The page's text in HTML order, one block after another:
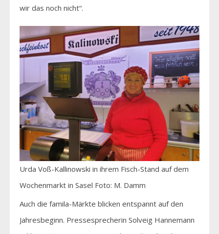
wir das noch nicht“.
Urda Voß-Kallinowski in ihrem Fisch-Stand auf dem
Wochenmarkt in Sasel Foto: M. Damm
Auch die famila-Märkte blicken entspannt auf den
Jahresbeginn. Pressesprecherin Solveig Hannemann